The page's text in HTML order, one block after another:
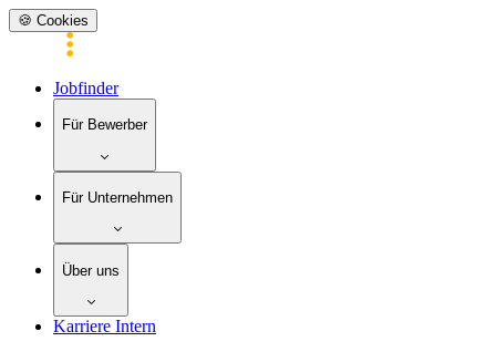
🍪 Cookies
Jobfinder
Für Bewerber
Für Unternehmen
Über uns
Karriere Intern